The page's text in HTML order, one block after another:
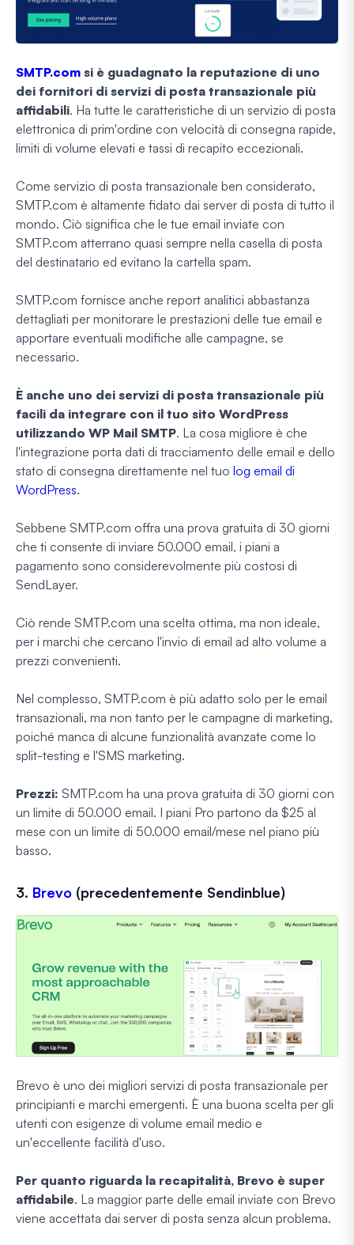
SMTP.com si è guadagnato la reputazione di uno
dei fornitori di servizi di posta transazionale più
affidabili. Ha tutte le caratteristiche di un servizio di posta
elettronica di prim'ordine con velocità di consegna rapide,
limiti di volume elevati e tassi di recapito eccezionali.
Come servizio di posta transazionale ben considerato,
SMTP.com è altamente fidato dai server di posta di tutto il
mondo. Ciò significa che le tue email inviate con
SMTP.com atterrano quasi sempre nella casella di posta
del destinatario ed evitano la cartella spam.
SMTP.com fornisce anche report analitici abbastanza
dettagliati per monitorare le prestazioni delle tue email e
apportare eventuali modifiche alle campagne, se
necessario.
È anche uno dei servizi di posta transazionale più
facili da integrare con il tuo sito WordPress
utilizzando WP Mail SMTP. La cosa migliore è che
l'integrazione porta dati di tracciamento delle email e dello
stato di consegna direttamente nel tuo log email di
WordPress.
Sebbene SMTP.com offra una prova gratuita di 30 giorni
che ti consente di inviare 50.000 email, i piani a
pagamento sono considerevolmente più costosi di
SendLayer.
Ciò rende SMTP.com una scelta ottima, ma non ideale,
per i marchi che cercano l'invio di email ad alto volume a
prezzi convenienti.
Nel complesso, SMTP.com è più adatto solo per le email
transazionali, ma non tanto per le campagne di marketing,
poiché manca di alcune funzionalità avanzate come lo
split-testing e l'SMS marketing.
Prezzi: SMTP.com ha una prova gratuita di 30 giorni con
un limite di 50.000 email. I piani Pro partono da $25 al
mese con un limite di 50.000 email/mese nel piano più
basso.
3. Brevo (precedentemente Sendinblue)
Brevo è uno dei migliori servizi di posta transazionale per
principianti e marchi emergenti. È una buona scelta per gli
utenti con esigenze di volume email medio e
un'eccellente facilità d'uso.
Per quanto riguarda la recapitalità, Brevo è super
affidabile. La maggior parte delle email inviate con Brevo
viene accettata dai server di posta senza alcun problema.